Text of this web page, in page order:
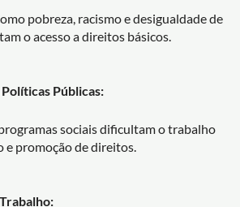
pobreza, racismo e desigualdade de
o acesso a direitos básicos.
Públicas:
sociais dificultam o trabalho
e promoção de direitos.